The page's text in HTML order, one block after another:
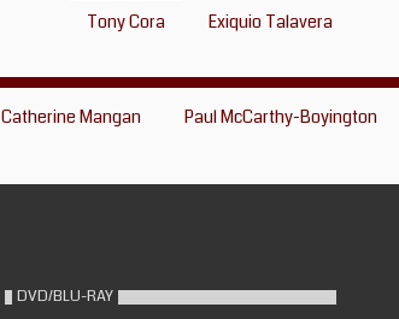
Tony Cora Exiquio Talavera
Catherine Mangan Paul McCarthy-Boyington
DVD/BLU-RAY